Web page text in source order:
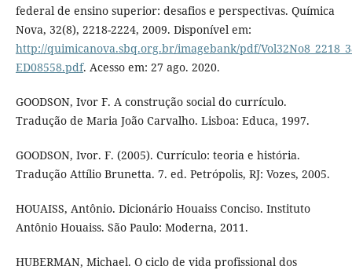
federal de ensino superior: desafios e perspectivas. Química
Nova, 32(8), 2218-2224, 2009. Disponível em:
http://quimicanova.sbq.org.br/imagebank/pdf/
ED08558.pdf. Acesso em: 27 ago. 2020.
GOODSON, Ivor F. A construção social do currículo.
Tradução de Maria João Carvalho. Lisboa: Educa, 1997.
GOODSON, Ivor. F. (2005). Currículo: teoria e história.
Tradução Attílio Brunetta. 7. ed. Petrópolis, RJ: Vozes, 2005.
HOUAISS, Antônio. Dicionário Houaiss Conciso. Instituto
Antônio Houaiss. São Paulo: Moderna, 2011.
HUBERMAN, Michael. O ciclo de vida profissional dos